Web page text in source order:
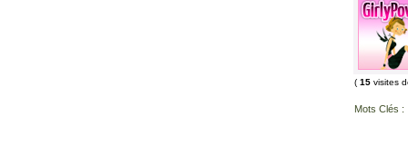
( 15 visites
Mots Clés :